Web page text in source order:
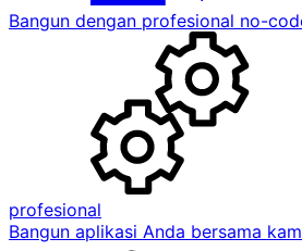
Bangun dengan profesional no-
profesional
Bangun aplikasi Anda bersama